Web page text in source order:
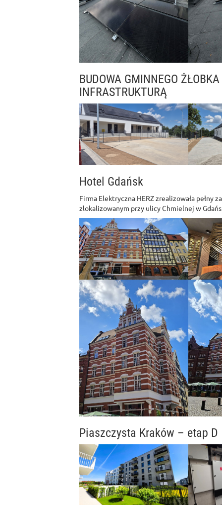
BUDOWA GMINNEGO
INFRASTRUKTURĄ
Hotel Gdańsk
Firma Elektryczna HERZ zrealizowała
zlokalizowanym przy ulicy Chmielnej w
Piaszczysta Kraków – etap D